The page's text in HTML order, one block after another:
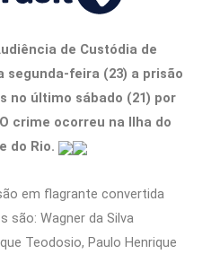
de Custódia de
segunda-feira (23) a prisão
no último sábado (21) por
crime ocorreu na Ilha do
do Rio.
em flagrante convertida
são: Wagner da Silva
Teodosio, Paulo Henrique